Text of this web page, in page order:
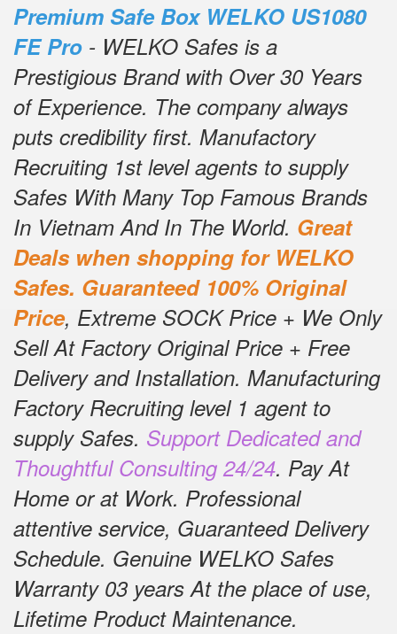
Premium Safe Box WELKO US1080
FE Pro - WELKO Safes is a
Prestigious Brand with Over 30 Years
of Experience. The company always
puts credibility first. Manufactory
Recruiting 1st level agents to supply
Safes With Many Top Famous Brands
In Vietnam And In The World. Great
Deals when shopping for WELKO
Safes. Guaranteed 100% Original
Price, Extreme SOCK Price + We Only
Sell At Factory Original Price + Free
Delivery and Installation. Manufacturing
Factory Recruiting level 1 agent to
supply Safes. Support Dedicated and
Thoughtful Consulting 24/24. Pay At
Home or at Work. Professional
attentive service, Guaranteed Delivery
Schedule. Genuine WELKO Safes
Warranty 03 years At the place of use,
Lifetime Product Maintenance.